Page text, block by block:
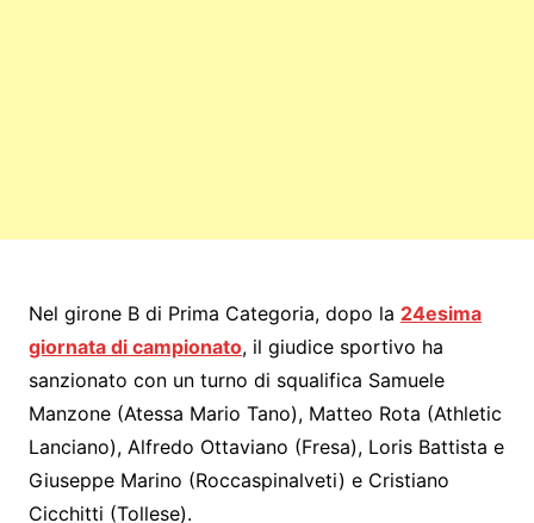
Nel girone B di Prima Categoria, dopo la 24esima
giornata di campionato, il giudice sportivo ha
sanzionato con un turno di squalifica Samuele
Manzone (Atessa Mario Tano), Matteo Rota (Athletic
Lanciano), Alfredo Ottaviano (Fresa), Loris Battista e
Giuseppe Marino (Roccaspinalveti) e Cristiano
Cicchitti (Tollese).